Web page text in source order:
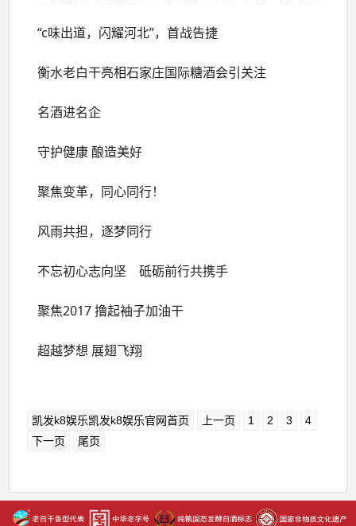
级产品新赛道
“c味出道，闪耀河北”，首战告捷
衡水老白干亮相石家庄国际糖酒会引关注
名酒进名企
守护健康 酿造美好
聚焦变革，同心同行！
风雨共担，逐梦同行
不忘初心志向坚 砥砺前行共携手
聚焦2017 撸起袖子加油干
超越梦想 展翅飞翔
凯发k8娱乐凯发k8娱乐官网首页 上一页 1 2 3
4
下一页
尾页